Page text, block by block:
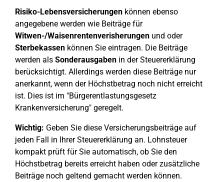
Risiko-Lebensversicherungen können ebenso
angegebene werden wie Beiträge für
Witwen-/Waisenrentenverisherungen und oder
Sterbekassen können Sie eintragen. Die Beiträge
werden als Sonderausgaben in der Steuererklärung
berücksichtigt. Allerdings werden diese Beiträge nur
anerkannt, wenn der Höchstbetrag noch nicht erreicht
ist. Dies ist im "Bürgerentlastungsgesetz
Krankenversicherung" geregelt.
Wichtig: Geben Sie diese Versicherungsbeiträge auf
jeden Fall in Ihrer Steuererklärung an. Lohnsteuer
kompakt prüft für Sie automatisch, ob Sie den
Höchstbetrag bereits erreicht haben oder zusätzliche
Beiträge noch geltend gemacht werden können.